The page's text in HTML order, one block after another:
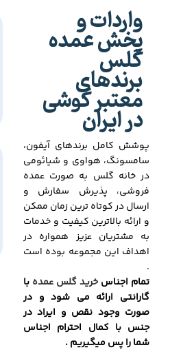
واردات و
پخش عمده
گلس
برندهای
معتبر گوشی
در ایران
پوشش کامل برندهای آیفون،
سامسونگ، هواوی و شیائومی
در خانه گلس به صورت عمده
فروشی، پذیرش سفارش و
ارسال در کوتاه ترین زمان ممکن
و ارائه بالاترین کیفیت و خدمات
به مشتریان عزیز همواره در
اهداف این مجموعه بوده است
.
تمام اجناسخرید گلس عمده با
گارانتی ارائه می شود و در
صورت وجود نقص و ایراد در
جنس با کمال احترام اجناس
شما را پس میگیریم .